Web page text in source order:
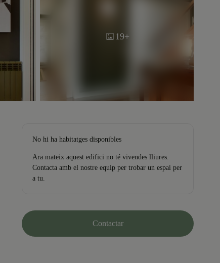
19+
No hi ha habitatges disponibles
Ara mateix aquest edifici no té vivendes lliures.
Contacta amb el nostre equip per trobar un espai per
a tu.
Contactar